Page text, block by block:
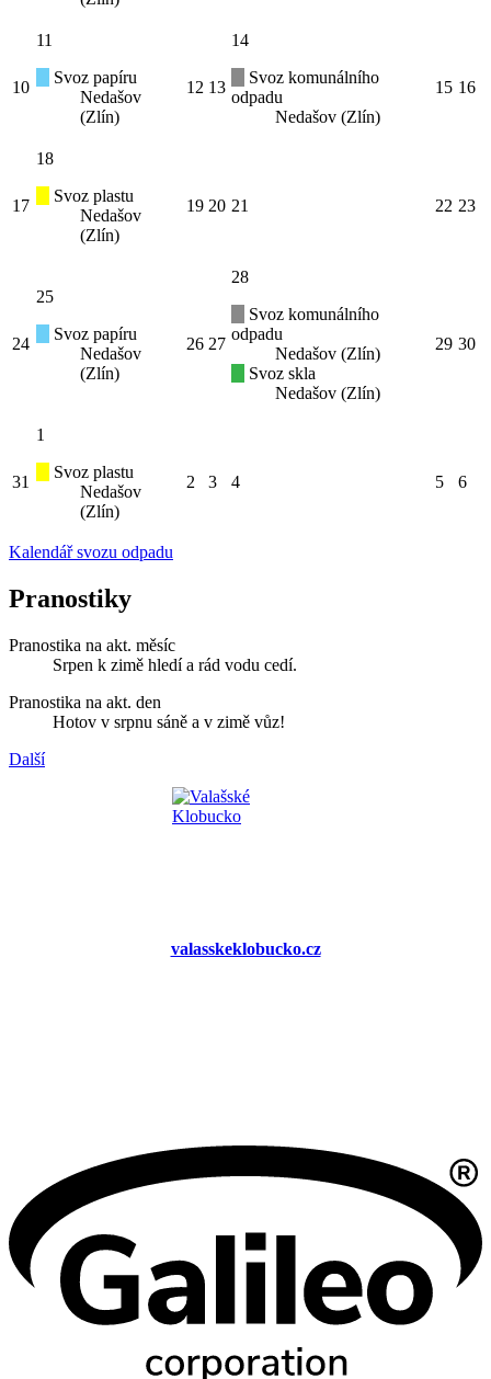
10
11
Svoz papíru
Nedašov
(Zlín)
12 13
14
Svoz komunálního
odpadu
Nedašov (Zlín)
15 16
17
18
Svoz plastu
Nedašov
(Zlín)
19 20 21 22 23
24
25
Svoz papíru
Nedašov
(Zlín)
26 27
28
Svoz komunálního
odpadu
Nedašov (Zlín)
Svoz skla
Nedašov (Zlín)
29 30
31
1
Svoz plastu
Nedašov
(Zlín)
2 3 4 5 6
Kalendář svozu odpadu
Pranostiky
Pranostika na akt. měsíc
Srpen k zimě hledí a rád vodu cedí.
Pranostika na akt. den
Hotov v srpnu sáně a v zimě vůz!
Další
valasskeklobucko.cz